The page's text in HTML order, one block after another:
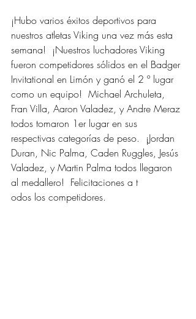
¡Hubo varios éxitos deportivos para
nuestros atletas Viking una vez más esta
semana!  ¡Nuestros luchadores Viking
fueron competidores sólidos en el Badger
Invitational en Limón y ganó el 2 º lugar
como un equipo!  Michael Archuleta,
Fran Villa, Aaron Valadez, y Andre Meraz
todos tomaron 1er lugar en sus
respectivas categorías de peso.  ¡Jordan
Duran, Nic Palma, Caden Ruggles, Jesús
Valadez, y Martin Palma todos llegaron
al medallero!  Felicitaciones a t
odos los competidores.